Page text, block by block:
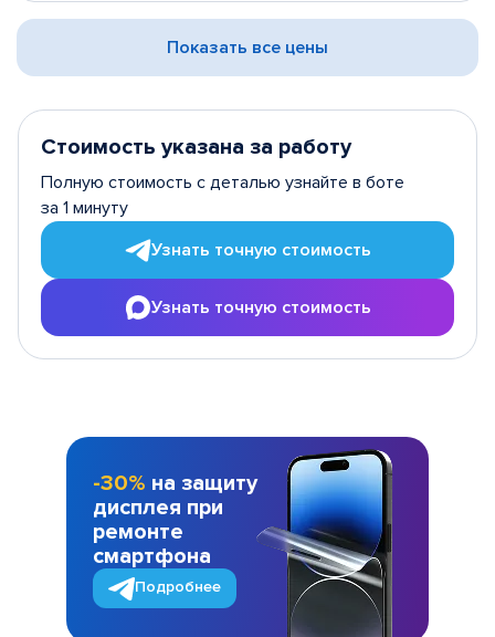
Показать все цены
Стоимость указана за работу
Полную стоимость с деталью узнайте в боте
за 1 минуту
Узнать точную стоимость
Узнать точную стоимость
-30% на защиту
дисплея при
ремонте
смартфона
Подробнее